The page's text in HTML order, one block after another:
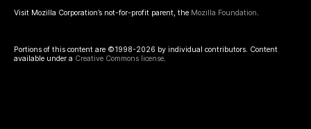
Visit Mozilla Corporation’s not-for-profit parent, the Mozilla Foundation.
Portions of this content are ©1998-2026 by individual contributors. Content
available under a Creative Commons license.